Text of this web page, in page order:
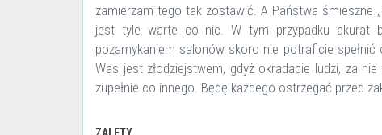
zamierzam tego tak zostawić. A Państwa śmieszne
jest tyle warte co nic. W tym przypadku akurat
pozamykaniem salonów skoro nie potraficie
Was jest złodziejstwem, gdyż okradacie ludzi, za
zupełnie co innego. Będę każdego ostrzegać przed